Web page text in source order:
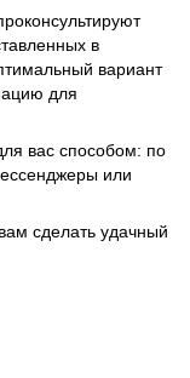
в
вариант
для
вас способом: по
или
сделать удачный